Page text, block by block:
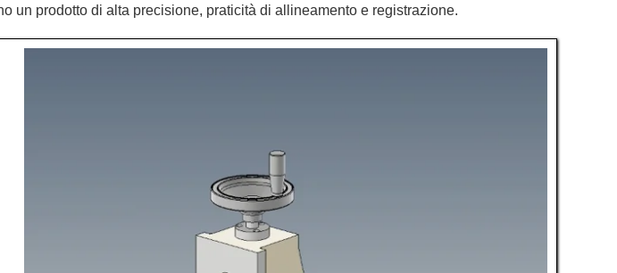
un prodotto di alta precisione, praticità di allineamento e registrazione.